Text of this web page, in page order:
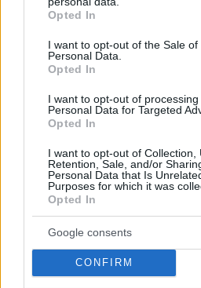
grant or deny consent to Google
use your data for below specified
consent section.
Opted In
I want to opt-out of the Sale of
Personal Data.
Opted In
I want to opt-out of processing
Personal Data for Targeted
Opted In
I want to opt-out of Collection,
Retention, Sale, and/or
Personal Data that Is
Purposes for which it was
Opted In
Google consents
CONFIRM
Απομένουν2500χαρακτήρες